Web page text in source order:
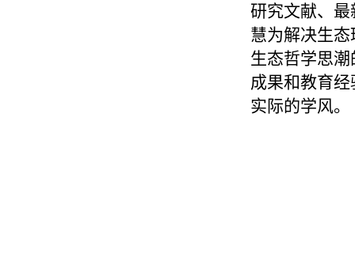
研究文献、
慧为解决生
生态哲学思
成果和教育
实际的学风。